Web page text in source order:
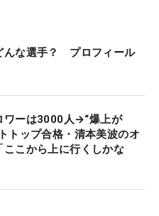
んな選手？ プロフィール
ワーは3000人→“爆上が
トップ合格・清本美波のオ
ここから上に行くしかな